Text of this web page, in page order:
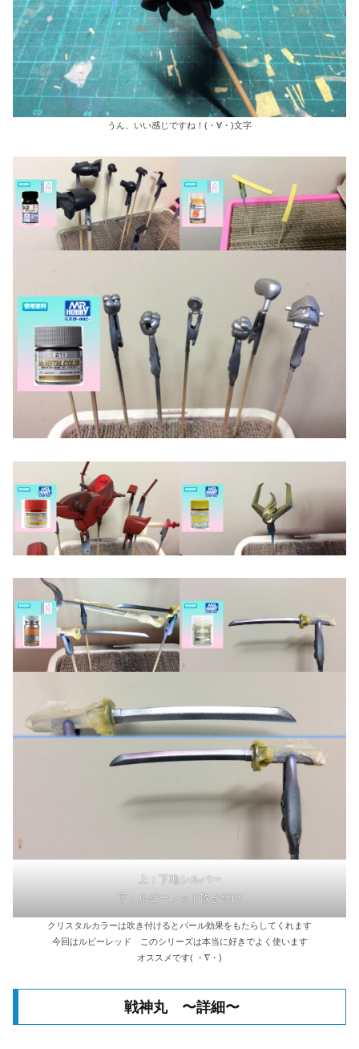
うん、いい感じですね！(・∀・)文字
上；下地シルバー
下；ルビーレッド吹き付け
クリスタルカラーは吹き付けるとパール効果をもたらしてくれます
今回はルビーレッド このシリーズは本当に好きでよく使います
オススメです( ・∇・)
戦神丸 〜詳細〜